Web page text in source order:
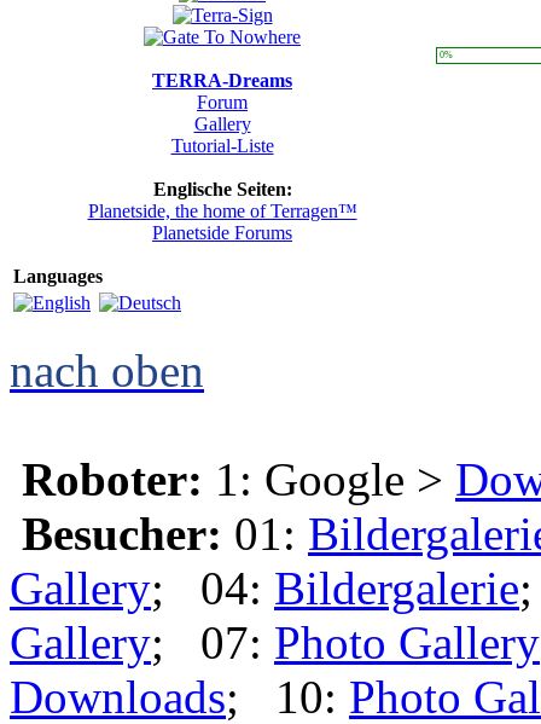
TERRA-Dreams
Forum
Gallery
Tutorial-Liste
Englische Seiten:
Planetside, the home of Terragen™
Planetside Forums
Languages
0%
nach oben
Roboter: 1: Google >
Besucher: 01:
Gallery; 04: Bildergalerie
Gallery; 07: Photo Gallery
Downloads; 10: Photo